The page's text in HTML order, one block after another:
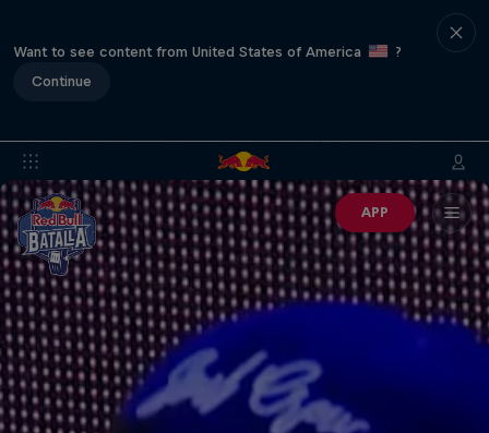
Want to see content from United States of America
?
Continue
APP